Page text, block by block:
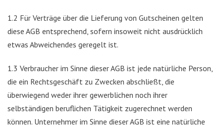
1.2 Für Verträge über die Lieferung von Gutscheinen gelten
diese AGB entsprechend, sofern insoweit nicht ausdrücklich
etwas Abweichendes geregelt ist.
1.3 Verbraucher im Sinne dieser AGB ist jede natürliche Person,
die ein Rechtsgeschäft zu Zwecken abschließt, die
überwiegend weder ihrer gewerblichen noch ihrer
selbständigen beruflichen Tätigkeit zugerechnet werden
können. Unternehmer im Sinne dieser AGB ist eine natürliche